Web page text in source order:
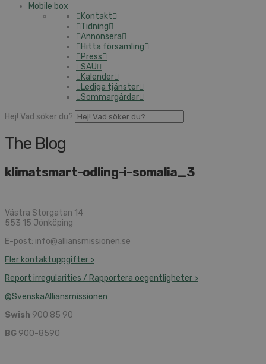
Mobile box
Kontakt
Tidning
Annonsera
Hitta församling
Press
SAU
Kalender
Lediga tjänster
Sommargårdar
Hej! Vad söker du?
The Blog
klimatsmart-odling-i-somalia_3
Västra Storgatan 14
553 15 Jönköping
E-post: info@alliansmissionen.se
Fler kontaktuppgifter >
Report irregularities / Rapportera oegentligheter >
@SvenskaAlliansmissionen
Swish 900 85 90
BG 900-8590